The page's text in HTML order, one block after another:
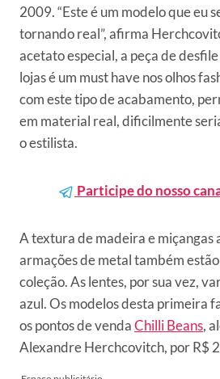
2009. “Este é um modelo que eu
tornando real”, afirma
acetato especial, a peça de
lojas é um must have nos olhos
com este tipo de acabamento,
em material real, dificilmente
o estilista.
Participe do nosso
A textura de madeira e miçangas
armações de metal também
coleção. As lentes, por sua vez,
azul. Os modelos desta primeira
os pontos de vendaChilli Beans,
Alexandre Herchcovitch, por R$